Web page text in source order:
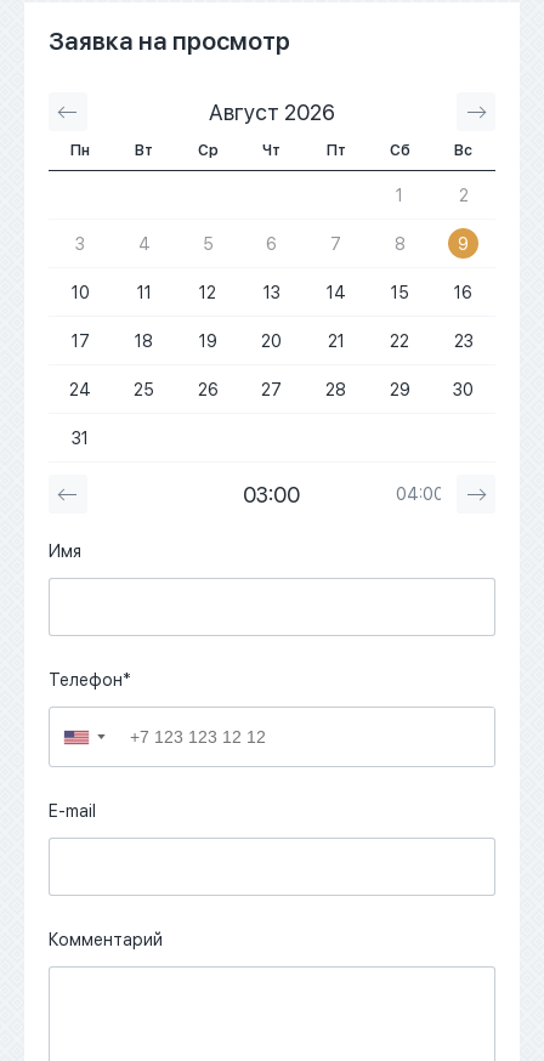
Заявка на просмотр
Август 2026
Пн Вт Ср Чт Пт Сб Вс
1 2
3 4 5 6 7 8 9
10 11 12 13 14 15 16
17 18 19 20 21 22 23
24 25 26 27 28 29 30
31
03:00 04:00
Имя
Телефон*
▼
E-mail
Комментарий